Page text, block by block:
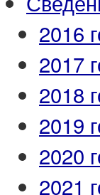
2016
2017
2018
2019
2020
2021